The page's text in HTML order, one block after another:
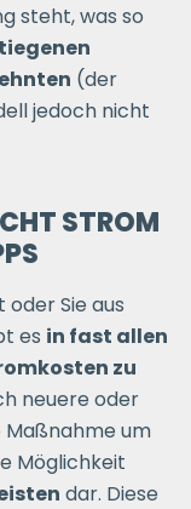
steht, was so
(der
jedoch nicht
STROM
Sie aus
es in fast allen
zu
neuere oder
um
Möglichkeit
dar. Diese